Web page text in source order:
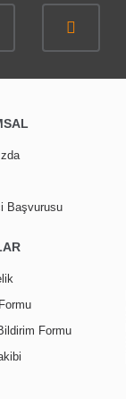
Temperli Cam Glori
Başvurusu
Formu